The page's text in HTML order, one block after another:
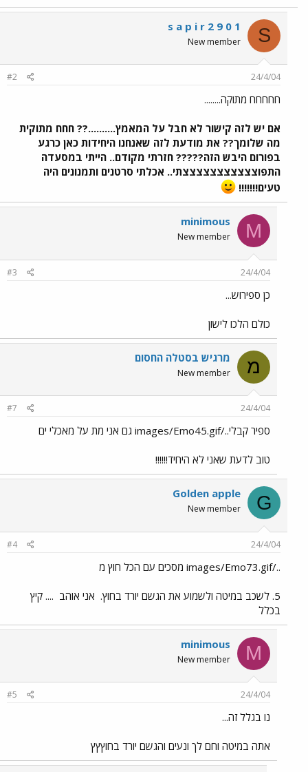
S
s a p i r 2 9 0 1
New member
24/4/04
#2
חחחחח מתוקה........
אם יש לזה קישור לא חבל על המאמץ..........?? חחח מתוקית
מה שלומך?? את מודעת לזה שאנחנו היחידות כאן כרגע
בפורום היבש הזה????? חזרתי מקודם.. הייתי במסעדה
התפוצצצצצצצצצצצתי.. אכלתי סרטנים ותמנונים היה
טעים!!!!!!!
M
minimous
New member
24/4/04
#3
כן ספירוש...
כולם הלכו לישון
מ מרגיש בסטלה החסום
New member
24/4/04
#7
ספיר קבלי../images/Emo45.gif גם אני מת על מאכלי ים
טוב לדעת שאני לא היחיד!!!!!!
G
Golden apple
New member
24/4/04
#4
../images/Emo73.gif מסכים עם הכל חוץ מ
5. לשכב במיטה ולשמוע את הגשם יורד בחוץ. אני אוהב .... קיץ
בכלל
M
minimous
New member
24/4/04
#5
נו בגלל זה...
אתה במיטה וחם לך ונעים והגשם יורד בחוץץץ